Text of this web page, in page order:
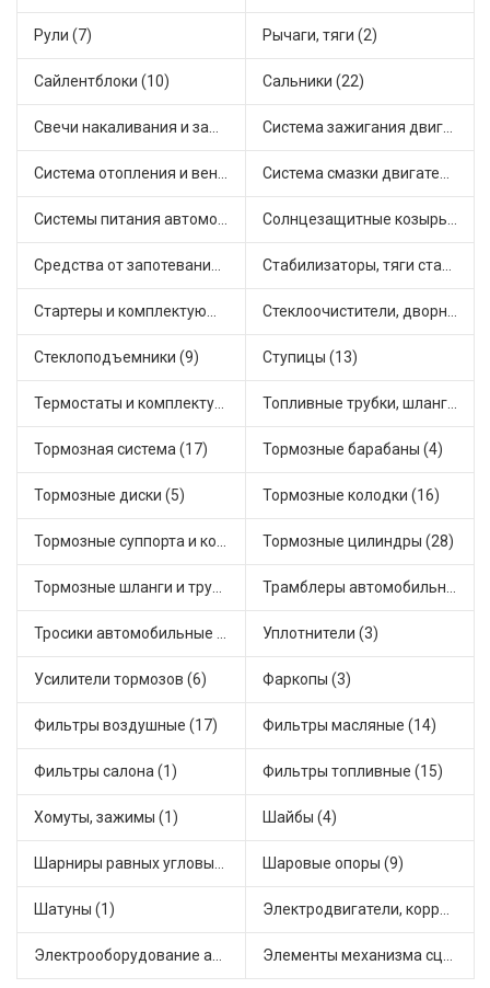
Рули (7) Рычаги, тяги (2)
Сайлентблоки (10) Сальники (22)
Свечи накаливания и зажигания (22) Система зажигания двигателя (5)
Система отопления и вентиляции (8) Система смазки двигателя (8)
Системы питания автомобиля (15) Солнцезащитные козырьки для салона автомобиля (1)
Средства от запотевания и размораживатели стекла (1) Стабилизаторы, тяги стабилизатора, стойки стабилиз (5)
Стартеры и комплектующие (27) Стеклоочистители, дворники (2)
Стеклоподъемники (9) Ступицы (13)
Термостаты и комплектующие системы охлаждения (50) Топливные трубки, шланги, магистрали и рампы (4)
Тормозная система (17) Тормозные барабаны (4)
Тормозные диски (5) Тормозные колодки (16)
Тормозные суппорта и комплектующие (3) Тормозные цилиндры (28)
Тормозные шланги и трубки (7) Трамблеры автомобильные (18)
Тросики автомобильные (18) Уплотнители (3)
Усилители тормозов (6) Фаркопы (3)
Фильтры воздушные (17) Фильтры масляные (14)
Фильтры салона (1) Фильтры топливные (15)
Хомуты, зажимы (1) Шайбы (4)
Шарниры равных угловых скоростей, приводные валы (16) Шаровые опоры (9)
Шатуны (1) Электродвигатели, корректоры и приводы автомобильн (30)
Электрооборудование автомобилей (12) Элементы механизма сцепления (45)